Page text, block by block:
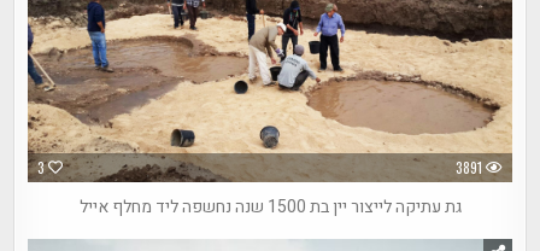
3 3891
גת עתיקה לייצור יין בת 1500 שנה נחשפה ליד מחלף אייל